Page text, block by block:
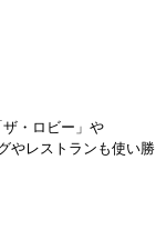
・ロビー」や
やレストランも使い勝